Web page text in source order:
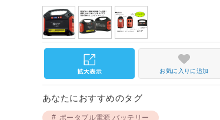
お気に入りに追加
あなたにおすすめのタグ
ポータブル電源 バッテリー